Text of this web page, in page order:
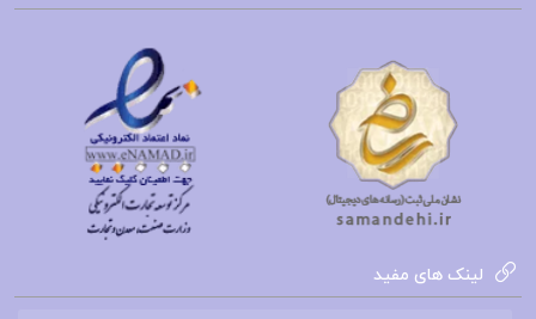
لینک های مفید